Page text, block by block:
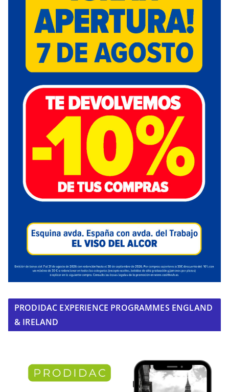
PRODIDAC EXPERIENCE PROGRAMMES ENGLAND
& IRELAND